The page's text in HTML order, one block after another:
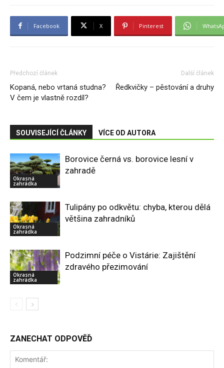
Facebook X Pinterest
Předchozí článek
Kopaná, nebo vrtaná studna?
V čem je vlastně rozdíl?
Další článek
Ředkvičky – pěstování a druhy
SOUVISEJÍCÍ ČLÁNKY VÍCE OD AUTORA
Okrasná
zahrádka
Borovice černá vs. borovice lesní v
zahradě
Okrasná
zahrádka
Tulipány po odkvětu: chyba, kterou dělá
většina zahradníků
Okrasná
zahrádka
Podzimní péče o Vistárie: Zajištění
zdravého přezimování
ZANECHAT ODPOVĚĎ